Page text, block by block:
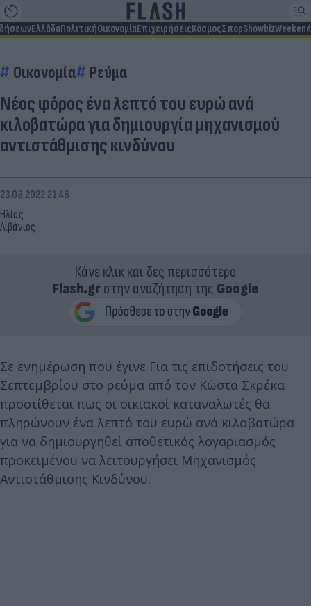
ΕλλάδαΠολιτικήΟικονομίαΕπιχειρήσειςΚόσμοςΣπορShowbizWeekend
Οικονομία Ρεύμα
Νέος φόρος ένα λεπτό του ευρώ ανά
κιλοβατώρα για δημιουργία μηχανισμού
αντιστάθμισης κινδύνου
Ηλίας
Λιβάνιος
23.08.2022 21:46
Κάνε κλικ και δες περισσότερο
Flash.grστην αναζήτηση της Google
Σε ενημέρωση που έγινε Για τις επιδοτήσεις του
Σεπτεμβρίου στο ρεύμα από τον Κώστα Σκρέκα
προστίθεται πως οι οικιακοί καταναλωτές θα
πληρώνουν ένα λεπτό του ευρώ ανά κιλοβατώρα
για να δημιουργηθεί αποθετικός λογαριασμός
προκειμένου να λειτουργήσει Μηχανισμός
Αντιστάθμισης Κινδύνου.